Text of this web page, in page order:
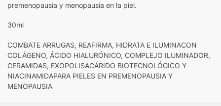
premenopausia y menopausia en la piel.
30ml
COMBATE ARRUGAS, REAFIRMA, HIDRATA E ILUMINACON
COLÁGENO, ÁCIDO HIALURÓNICO, COMPLEJO ILUMINADOR,
CERAMIDAS, EXOPOLISACÁRIDO BIOTECNOLÓGICO Y
NIACINAMIDAPARA PIELES EN PREMENOPAUSIA Y
MENOPAUSIA